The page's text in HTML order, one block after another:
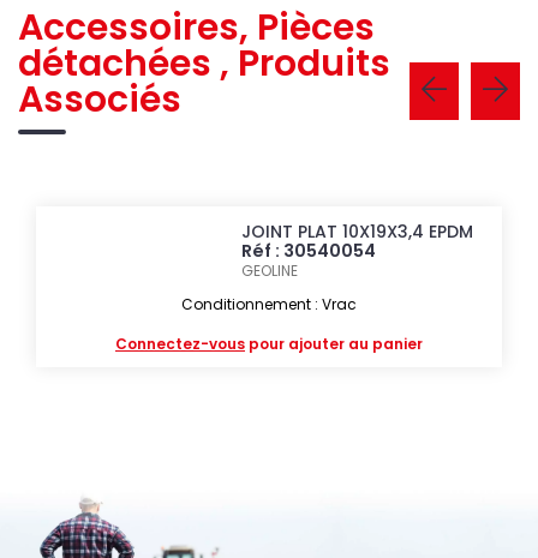
Accessoires, Pièces
détachées , Produits
Associés
JOINT PLAT 10X19X3,4 EPDM
Réf : 30540054
GEOLINE
Conditionnement : Vrac
Connectez-vous pour ajouter au panier